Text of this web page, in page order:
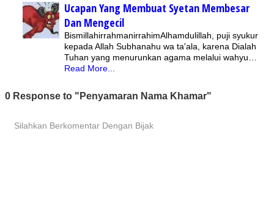
Ucapan Yang Membuat Syetan Membesar
Dan Mengecil
BismillahirrahmanirrahimAlhamdulillah, puji syukur
kepada Allah Subhanahu wa ta'ala, karena Dialah
Tuhan yang menurunkan agama melalui wahyu…
Read More...
0 Response to "Penyamaran Nama Khamar"
Silahkan Berkomentar Dengan Bijak